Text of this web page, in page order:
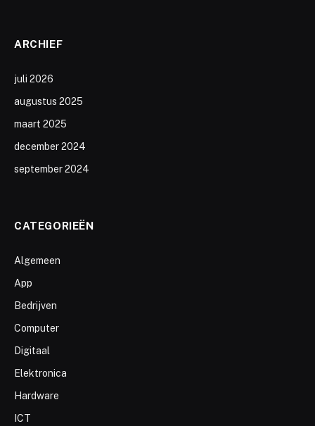
ARCHIEF
juli 2026
augustus 2025
maart 2025
december 2024
september 2024
CATEGORIEËN
Algemeen
App
Bedrijven
Computer
Digitaal
Elektronica
Hardware
ICT